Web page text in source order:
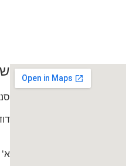
דוד
א' עד